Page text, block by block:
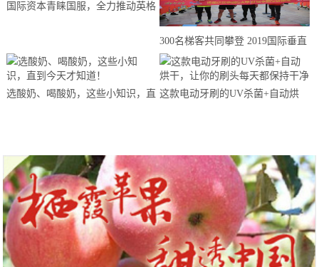
国际资本青睐国服，全力推动英格
300名梯客共同攀登 2019国际垂直
马拉松超级精英赛顺德海骏达中心
站欢乐开跑
选酸奶、喝酸奶，这些小知识，直 这款电动牙刷的UV杀菌+自动烘